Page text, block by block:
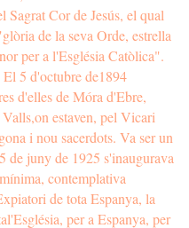
Sagrat Cor de Jesús, el qual
de la seva Orde, estrella
per a l'Església Catòlica".
5 d'octubre de1894
d'elles de Móra d'Ebre,
estaven, pel Vicari
i nou sacerdots. Va ser un
de juny de 1925 s'inaugurava
contemplativa
de tota Espanya, la
per a Espanya, per